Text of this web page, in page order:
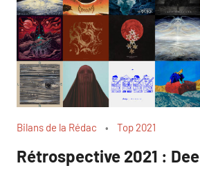
Bilans de la Rédac Top 2021
Rétrospective 2021 : Dee